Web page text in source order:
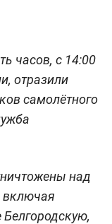
часов, с 14:00
отразили
самолётного
над
включая